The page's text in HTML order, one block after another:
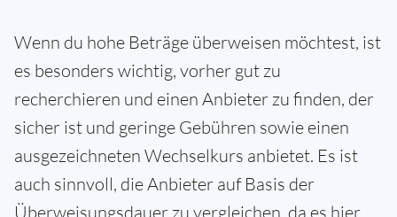
Wenn du hohe Beträge überweisen möchtest, ist
es besonders wichtig, vorher gut zu
recherchieren und einen Anbieter zu finden, der
sicher ist und geringe Gebühren sowie einen
ausgezeichneten Wechselkurs anbietet. Es ist
auch sinnvoll, die Anbieter auf Basis der
Überweisungsdauer zu vergleichen, da es hier